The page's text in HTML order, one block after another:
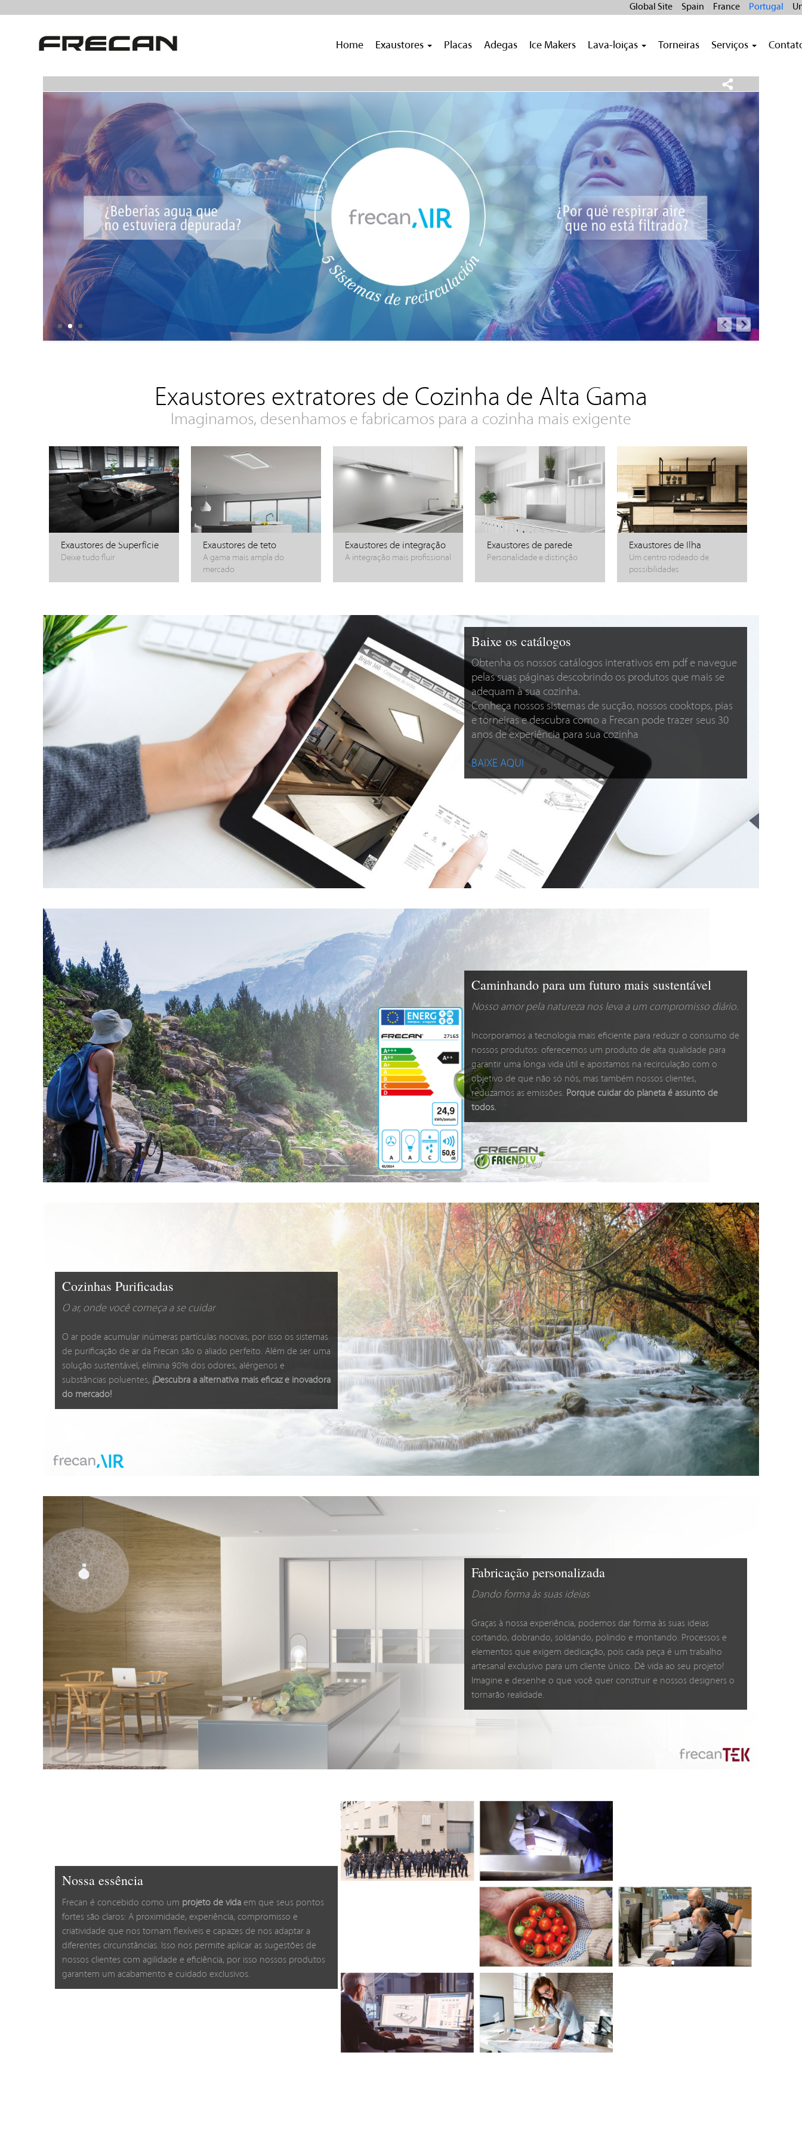
Global Site Spain France Portugal
Home Exaustores Placas Adegas Ice Makers Lava-loiças Torneiras Serviços
Exaustores extratores de Cozinha de Alta Gama
Imaginamos, desenhamos e fabricamos para a cozinha mais exigente
Exaustores de Superfície
Deixe tudo fluir
Exaustores de teto
A gama mais ampla do
mercado
Exaustores de integração
A integração mais profissional
Exaustores de parede
Personalidade e distinção
Exaustores de Ilha
Um centro rodeado de
possibilidades
Baixe os catálogos
Obtenha os nossos catálogos interativos em pdf e navegue
pelas suas páginas descobrindo os produtos que mais se
adequam à sua cozinha.
Conheça nossos sistemas de sucção, nossos cooktops, pias
e torneiras e descubra como a Frecan pode trazer seus 30
anos de experiência para sua cozinha
BAIXE AQUI
Caminhando para um futuro mais sustentável
Nosso amor pela natureza nos leva a um compromisso diário.
Incorporamos a tecnologia mais eficiente para reduzir o consumo de
nossos produtos: oferecemos um produto de alta qualidade para
garantir uma longa vida útil e apostamos na recirculação com o
objetivo de que não só nós, mas também nossos clientes,
reduzamos as emissões. Porque cuidar do planeta é assunto de
todos.
Cozinhas Purificadas
O ar, onde você começa a se cuidar
O ar pode acumular inúmeras partículas nocivas, por isso os sistemas
de purificação de ar da Frecan são o aliado perfeito. Além de ser uma
solução sustentável, elimina 98% dos odores, alérgenos e
substâncias poluentes, ¡Descubra a alternativa mais eficaz e inovadora
do mercado!
Fabricação personalizada
Dando forma às suas ideias
Graças à nossa experiência, podemos dar forma às suas ideias
cortando, dobrando, soldando, polindo e montando. Processos e
elementos que exigem dedicação, pois cada peça é um trabalho
artesanal exclusivo para um cliente único. Dê vida ao seu projeto!
Imagine e desenhe o que você quer construir e nossos designers o
tornarão realidade.
Nossa essência
Frecan é concebido como um projeto de vida em que seus pontos
fortes são claros: A proximidade, experiência, compromisso e
criatividade que nos tornam flexíveis e capazes de nos adaptar a
diferentes circunstâncias. Isso nos permite aplicar as sugestões de
nossos clientes com agilidade e eficiência, por isso nossos produtos
garantem um acabamento e cuidado exclusivos.